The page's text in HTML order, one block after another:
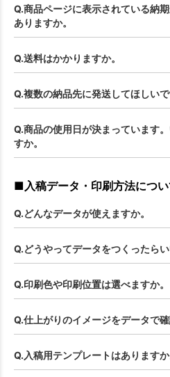
Q.商品ページに表示されている納
ありますか。
Q.送料はかかりますか。
Q.複数の納品先に発送してほしいで
Q.商品の使用日が決まっています
すか。
■入稿データ・印刷方法につい
Q.どんなデータが使えますか。
Q.どうやってデータをつくったらい
Q.印刷色や印刷位置は選べますか。
Q.仕上がりのイメージをデータで確
Q.入稿用テンプレートはありますか